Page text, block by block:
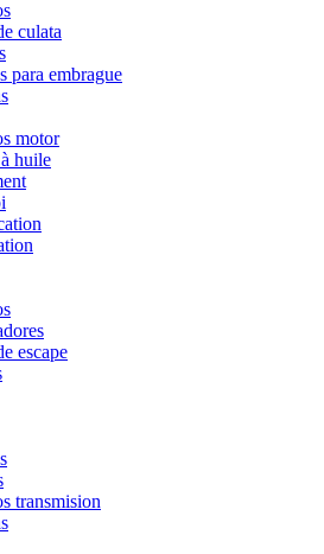
culata
para embrague
motor
huile
escape
transmision